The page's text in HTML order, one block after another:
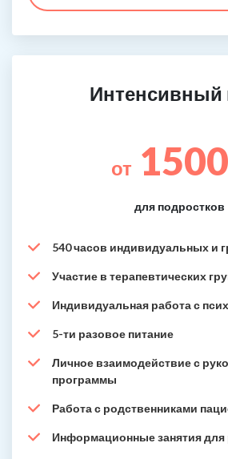
Интенсивный
от 1500
для подростков
540 часов индивидуальных и
Участие в терапевтических
Индивидуальная работа с
5-ти разовое питание
Личное взаимодействие с
программы
Работа с родственниками
Информационные занятия для